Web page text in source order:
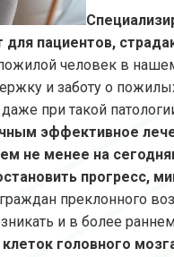
для пациентов,
человек в нашем
и заботу о
при такой
эффективное
не менее на
прогресс,
преклонного
и в более
клеток головного